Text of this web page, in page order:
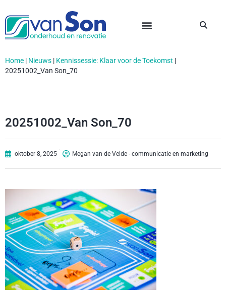
Home | Nieuws | Kennissessie: Klaar voor de Toekomst |
20251002_Van Son_70
20251002_Van Son_70
oktober 8, 2025 Megan van de Velde - communicatie en marketing